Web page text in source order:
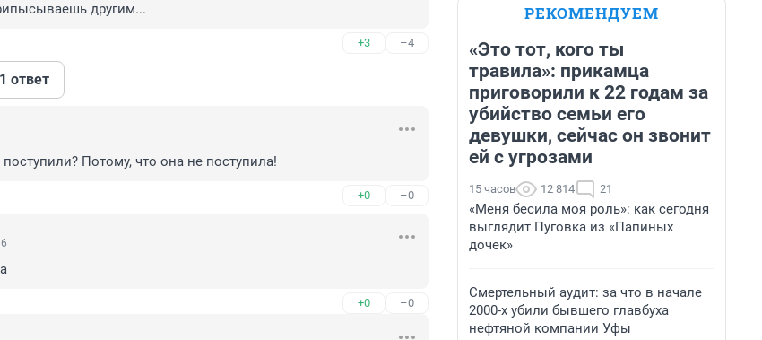
другим...
+3 –4
ответ
Потому, что она не поступила!
+0 –0
+0 –0
РЕКОМЕНДУЕМ
«Это тот, кого ты
травила»: прикамца
приговорили к 22 годам за
убийство семьи его
девушки, сейчас он звонит
ей с угрозами
15 часов 12 814 21
«Меня бесила моя роль»: как сегодня
выглядит Пуговка из «Папиных
дочек»
Смертельный аудит: за что в начале
2000-х убили бывшего главбуха
нефтяной компании Уфы